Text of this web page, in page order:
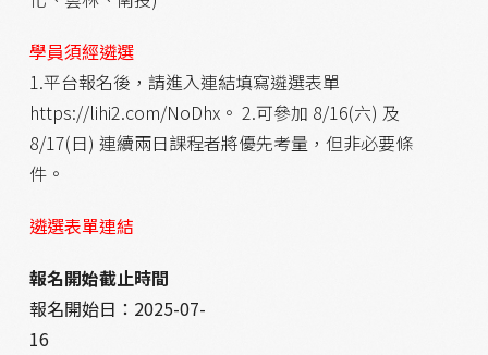
學員須經遴選
1.平台報名後，請進入連結填寫遴選表單
https://lihi2.com/NoDhx。 2.可參加 8/16(六) 及
8/17(日) 連續兩日課程者將優先考量，但非必要條
件。
遴選表單連結
報名開始截止時間
報名開始日： 2025-07-
16